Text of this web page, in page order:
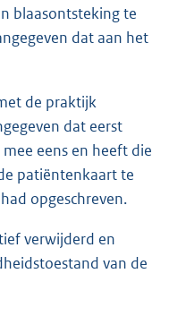
blaasontsteking te
dat aan het
de praktijk
dat eerst
eens en heeft die
patiëntenkaart te
opgeschreven.
verwijderd en
van de